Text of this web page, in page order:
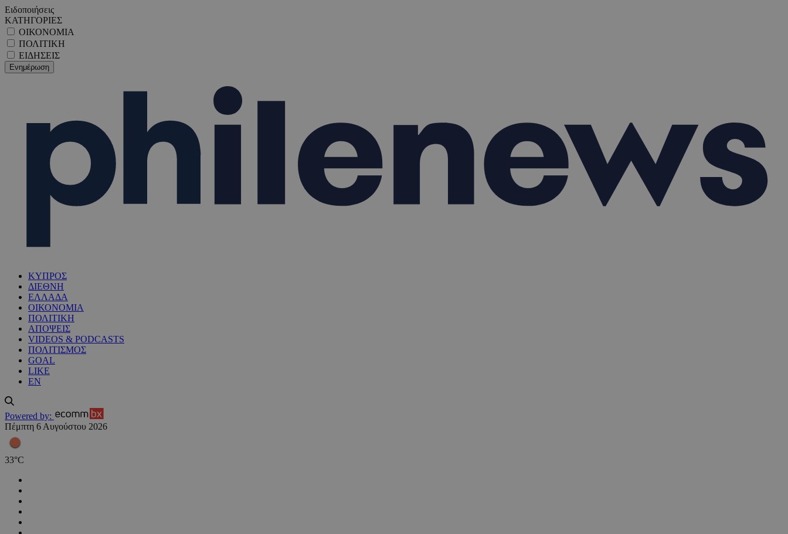
Ειδοποιήσεις
ΚΑΤΗΓΟΡΙΕΣ
ΟΙΚΟΝΟΜΙΑ
ΠΟΛΙΤΙΚΗ
ΕΙΔΗΣΕΙΣ
ΚΥΠΡΟΣ
ΔΙΕΘΝΗ
ΕΛΛΑΔΑ
ΟΙΚΟΝΟΜΙΑ
ΠΟΛΙΤΙΚΗ
ΑΠΟΨΕΙΣ
VIDEOS & PODCASTS
ΠΟΛΙΤΙΣΜΟΣ
GOAL
LIKE
EN
Powered by:
Πέμπτη 6 Αυγούστου 2026
33°C